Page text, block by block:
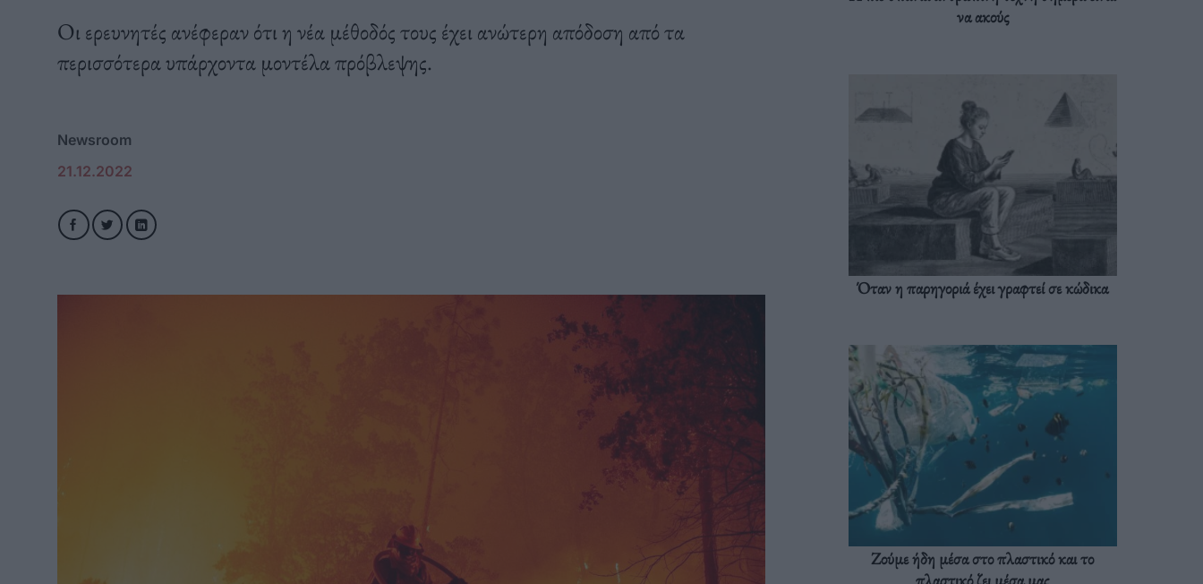
Οι ερευνητές ανέφεραν ότι η νέα μέθοδός τους έχει ανώτερη απόδοση από τα
περισσότερα υπάρχοντα μοντέλα πρόβλεψης.
Newsroom
21.12.2022
να ακούς
Όταν η παρηγοριά έχει γραφτεί σε κώδικα
Ζούμε ήδη μέσα στο πλαστικό και το